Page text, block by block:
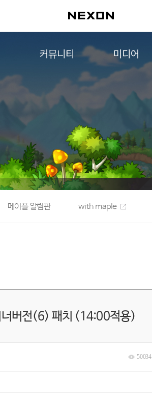
킹
커뮤니티
자유게시판
메이플 아트
메이플스토리 파트너스
AI Style Finder
미니게임
커뮤니티 아카이브
미디어
영상
메이플 알림판 with maple
버전(6) 패치 (14:00적용)
50034